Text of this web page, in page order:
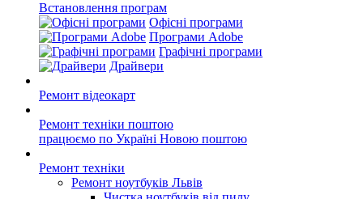
Встановлення програм
Офісні програми
Програми Adobe
Графічні програми
Драйвери
Ремонт відеокарт
Ремонт техніки поштою
працюємо по Україні Новою поштою
Ремонт техніки
Ремонт ноутбуків Львів